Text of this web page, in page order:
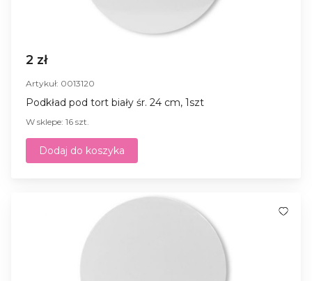
2 zł
Artykuł: 0013120
Podkład pod tort biały śr. 24 cm, 1szt
W sklepe: 16 szt.
Dodaj do koszyka